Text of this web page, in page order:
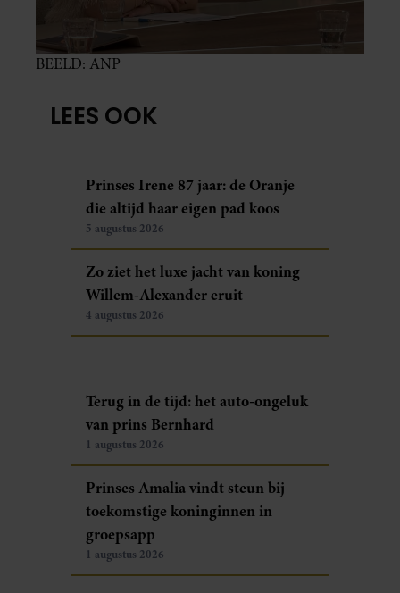
BEELD: ANP
LEES OOK
Prinses Irene 87 jaar: de Oranje
die altijd haar eigen pad koos
5 augustus 2026
Zo ziet het luxe jacht van koning
Willem-Alexander eruit
4 augustus 2026
Terug in de tijd: het auto-ongeluk
van prins Bernhard
1 augustus 2026
Prinses Amalia vindt steun bij
toekomstige koninginnen in
groepsapp
1 augustus 2026